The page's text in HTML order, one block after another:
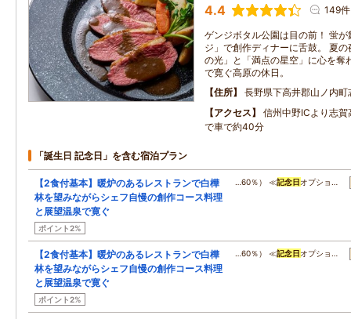
4.4 149件
ゲンジボタル公園は目の前！ 蛍
ジ」で創作ディナーに舌鼓。 夏
の光」と「満点の星空」に心を奪
で寛ぐ高原の休日。
住所
長野県下高井郡山ノ内
アクセス
信州中野ICより志
で車で約40分
「誕生日 記念日」を含む宿泊プラン
【2食付基本】暖炉のあるレストランで白樺
林を望みながらシェフ自慢の創作コース料理
と展望温泉で寛ぐ
ポイント2%
…60％） ≪記念日 オプショ…
【2食付基本】暖炉のあるレストランで白樺
林を望みながらシェフ自慢の創作コース料理
と展望温泉で寛ぐ
ポイント2%
…60％） ≪記念日 オプショ…